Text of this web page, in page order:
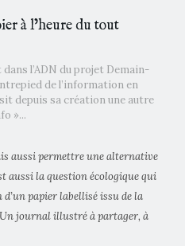
à l’heure du tout
dans l’ADN du projet Demain-
de l’information en
depuis sa création une autre
»...
aussi permettre une alternative
aussi la question écologique qui
papier labellisé issu de la
journal illustré à partager, à